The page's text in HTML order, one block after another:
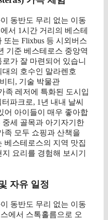
동반도 무리 없는 이동
서 1시간 거리의 베스테
또는 Flixbus 등 시외버스
기준 베스테로스 중앙역
가 잘 마련되어 있습니
의 호수인 말라렌호
티, 기술 박물관
족 레저에 특화된 도시입
파크로, 1년 내내 날씨
어 아이들이 매우 좋아합
세 골목과 아기자기한
족 모두 쇼핑과 산책을
베스테로스의 지역 맛집
요리를 경험해 보시기
자유 일정
동반도 무리 없는 이동
에서 스톡홀름으로 오